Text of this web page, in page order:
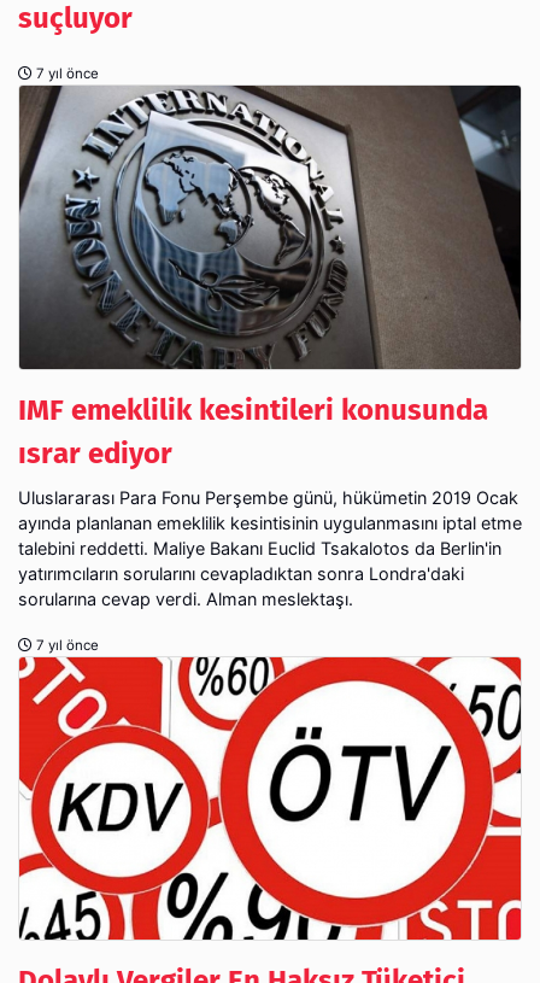
suçluyor
7 yıl önce
IMF emeklilik kesintileri konusunda
ısrar ediyor
Uluslararası Para Fonu Perşembe günü, hükümetin 2019 Ocak
ayında planlanan emeklilik kesintisinin uygulanmasını iptal etme
talebini reddetti. Maliye Bakanı Euclid Tsakalotos da Berlin'in
yatırımcıların sorularını cevapladıktan sonra Londra'daki
sorularına cevap verdi. Alman meslektaşı.
7 yıl önce